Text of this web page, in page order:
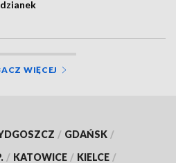
WIĘCEJ
/ GDAŃSK /
/ KATOWICE / KIELCE /